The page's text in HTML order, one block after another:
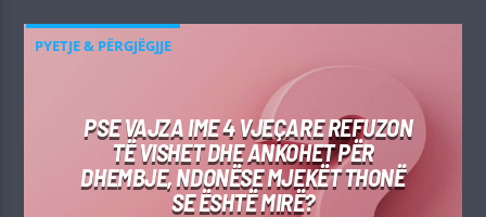
PYETJE & PËRGJËGJJE
PSE VAJZA IME 4 VJEÇARE REFUZON
TË VISHET DHE ANKOHET PËR
DHEMBJE, NDONËSE MJEKËT THONË
SE ËSHTË MIRË?